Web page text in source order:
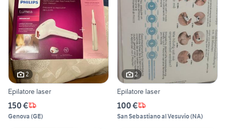
2
Epilatore laser
150 €
Genova (GE)
2
Epilatore laser
100 €
San Sebastiano al Vesuvio(NA)